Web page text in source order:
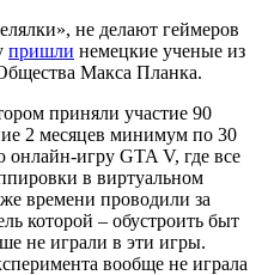
не делают геймеров
пришли немецкие ученые из
Макса Планка.
приняли участие 90
2 месяцев минимум по 30
игру GTA V, где все
в виртуальном
времени проводили за
которой – обустроить быт
не играли в эти игры.
вообще не играла